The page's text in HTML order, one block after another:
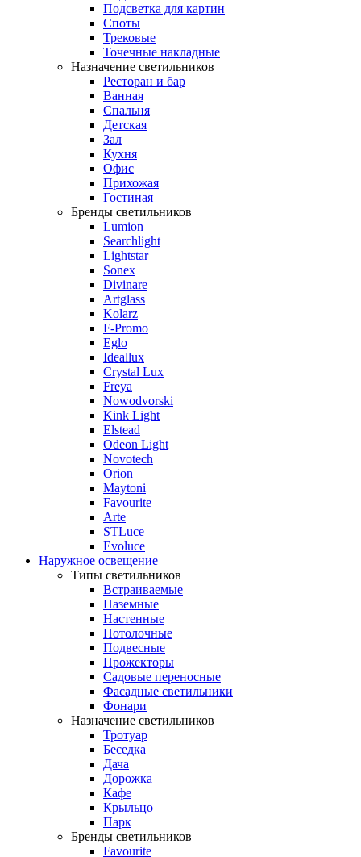
Подсветка для картин
Споты
Трековые
Точечные накладные
Назначение светильников
Ресторан и бар
Ванная
Спальня
Детская
Зал
Кухня
Офис
Прихожая
Гостиная
Бренды светильников
Lumion
Searchlight
Lightstar
Sonex
Divinare
Artglass
Kolarz
F-Promo
Eglo
Ideallux
Crystal Lux
Freya
Nowodvorski
Kink Light
Elstead
Odeon Light
Novotech
Orion
Maytoni
Favourite
Arte
STLuce
Evoluce
Наружное освещение
Типы светильников
Встраиваемые
Наземные
Настенные
Потолочные
Подвесные
Прожекторы
Садовые переносные
Фасадные светильники
Фонари
Назначение светильников
Тротуар
Беседка
Дача
Дорожка
Кафе
Крыльцо
Парк
Бренды светильников
Favourite